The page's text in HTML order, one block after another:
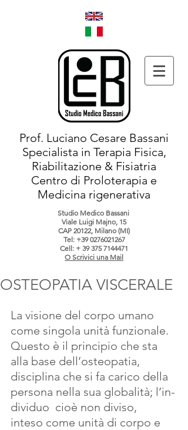
Prof. Luciano Cesare Bassani
Specialista in Terapia Fisica,
Riabilitazione & Fisiatria
Centro di Proloterapia e
Medicina rigenerativa
Studio Medico Bassani
Viale Luigi Majno, 15
CAP 20122, Milano (MI)
Tel: +39 0276021267
Cell: + 39 375 7144471
O Scrivici una Mail
OSTEOPATIA VISCERALE
La visione del corpo umano
come singola unità funzionale.
Questo è il principio che sta
alla base dell’osteopatia,
disciplina che si fa carico della
persona nella sua globalità; l’in-
dividuo  cioè non diviso,
inteso come unità di corpo e